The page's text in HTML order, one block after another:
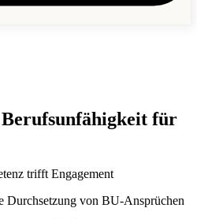
für
trifft Engagement
Durchsetzung von BU-Ansprüchen